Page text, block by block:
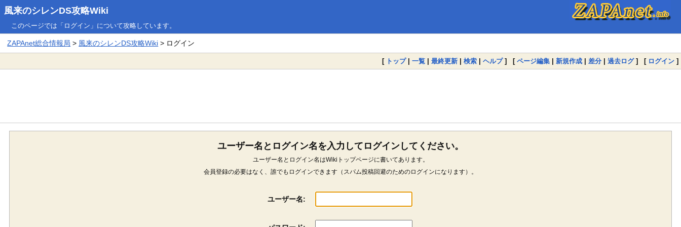
風来のシレンDS攻略Wiki
このページでは「ログイン」について攻略しています。
ZAPAnet総合情報局 > 風来のシレンDS攻略Wiki > ログイン
[ トップ| 一覧 | 最終更新 | 検索 | ヘルプ] [ ページ編集 | 新規作成 | 差分 | 過去ログ] [ ログイン ]
ユーザー名とログイン名を入力してログインしてください。
ユーザー名とログイン名はWikiトップページに書いてあります。
会員登録の必要はなく、誰でもログインできます（スパム投稿回避のためのログインになります）。
ユーザー名: